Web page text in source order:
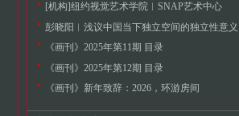
[机构]纽约视觉艺术学院︱SNAP艺术中心
《画刊》2025年第11期 目录
《画刊》2025年第12期 目录
《画刊》新年致辞：2026，环游房间